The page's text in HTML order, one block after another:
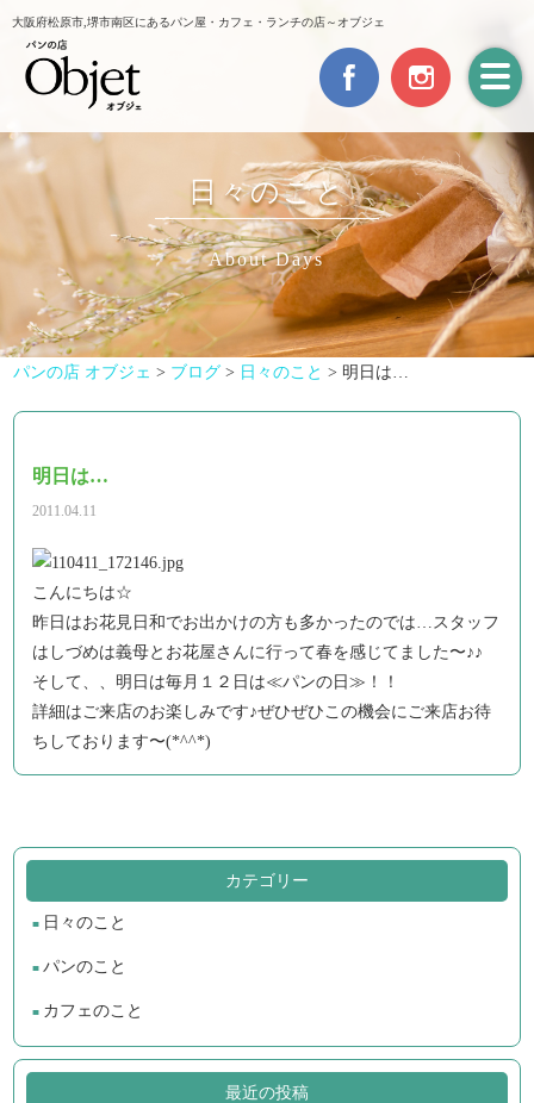
大阪府松原市,堺市南区にあるパン屋・カフェ・ランチの店～オブジェ
日々のこと
About Days
パンの店 オブジェ > ブログ > 日々のこと > 明日は…
明日は…
2011.04.11
こんにちは☆
昨日はお花見日和でお出かけの方も多かったのでは…スタッフ
はしづめは義母とお花屋さんに行って春を感じてました〜♪♪
そして、、明日は毎月１２日は≪パンの日≫！！
詳細はご来店のお楽しみです♪ぜひぜひこの機会にご来店お待
ちしております〜(*^^*)
カテゴリー
日々のこと
パンのこと
カフェのこと
最近の投稿